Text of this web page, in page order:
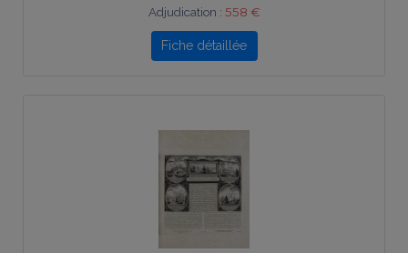
Adjudication : 558 €
Fiche détaillée